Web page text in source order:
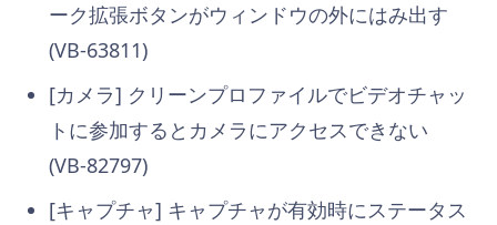
ーク拡張ボタンがウィンドウの外にはみ出す
(VB-63811)
[カメラ] クリーンプロファイルでビデオチャッ
トに参加するとカメラにアクセスできない
(VB-82797)
[キャプチャ] キャプチャが有効時にステータス